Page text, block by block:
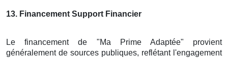
13. Financement Support Financier
Le financement de "Ma Prime Adaptée" provient
généralement de sources publiques, reflétant l'engagement